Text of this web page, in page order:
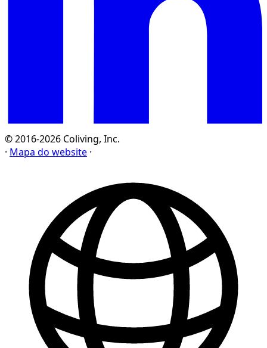
© 2016-2026 Coliving, Inc.
· Mapa do website ·